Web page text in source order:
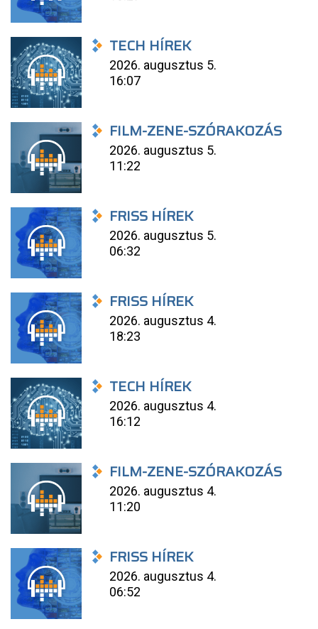
TECH HÍREK
2026. augusztus 5.
16:07
FILM-ZENE-SZÓRAKOZÁS
2026. augusztus 5.
11:22
FRISS HÍREK
2026. augusztus 5.
06:32
FRISS HÍREK
2026. augusztus 4.
18:23
TECH HÍREK
2026. augusztus 4.
16:12
FILM-ZENE-SZÓRAKOZÁS
2026. augusztus 4.
11:20
FRISS HÍREK
2026. augusztus 4.
06:52